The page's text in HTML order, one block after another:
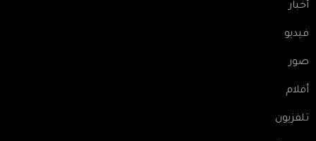
أخبار
فيديو
صور
أفلام
تلفزيون